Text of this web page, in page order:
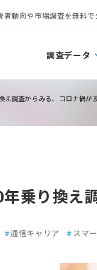
者動向や市場調査を無料
調査データ
え調査からみる、コロナ禍が
乗り換え
#通信キャリア # スマ